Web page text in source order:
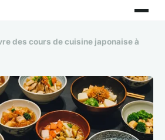
des cours de cuisine japonaise à